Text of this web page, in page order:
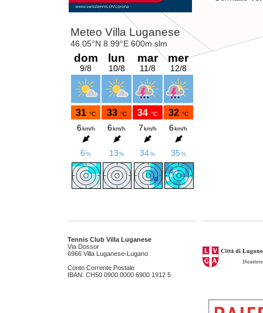
Tennis Club Villa Luganese
Via Dossor
6966 Villa Luganese-Lugano
Conto Corrente Postale
IBAN: CH50 0900 0000 6900 1912 5